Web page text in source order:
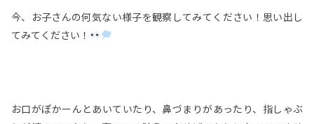
今、お子さんの何気ない様子を観察してみてください！思い出し
てみてください！
お口がぽかーんとあいていたり、鼻づまりがあったり、指しゃぶ